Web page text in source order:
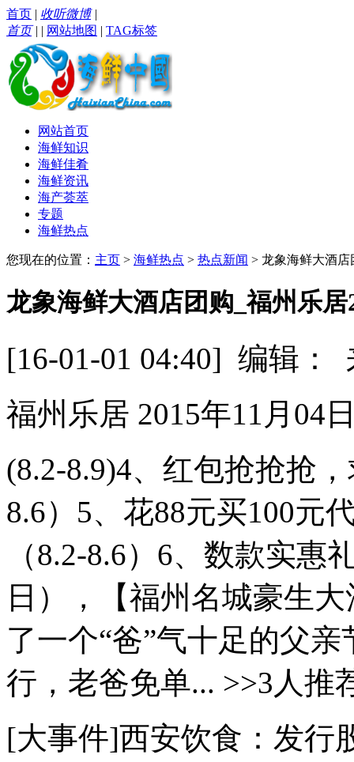
首页 | 收听微博|
首页| | 网站地图 | TAG标签
网站首页
海鲜知识
海鲜佳肴
海鲜资讯
海产荟萃
专题
海鲜热点
您现在的位置： 主页 > 海鲜热点 > 热点新闻 > 龙象海鲜大酒店
龙象海鲜大酒店团购_福州乐居
[16-01-01 04:40] 编辑
福州乐居 2015年11月04
(8.2-8.9)4、红包抢抢抢
8.6）5、花88元买100元
（8.2-8.6）6、数款实惠
日），【福州名城豪生
了一个“爸”气十足的父
行，老爸免单... >>3人推
[大事件]西安饮食：发行